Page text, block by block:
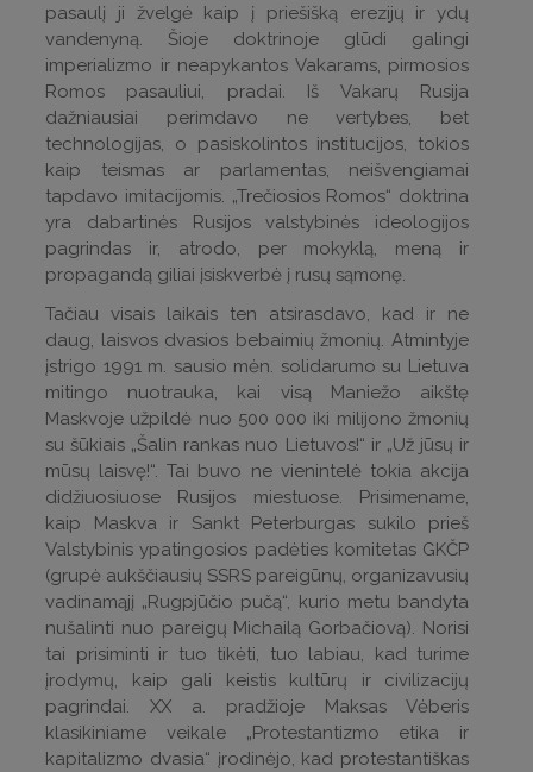
pasaulį ji žvelgė kaip į priešišką erezijų ir ydų
vandenyną. Šioje doktrinoje glūdi galingi
imperializmo ir neapykantos Vakarams, pirmosios
Romos pasauliui, pradai. Iš Vakarų Rusija
dažniausiai perimdavo ne vertybes, bet
technologijas, o pasiskolintos institucijos, tokios
kaip teismas ar parlamentas, neišvengiamai
tapdavo imitacijomis. „Trečiosios Romos“ doktrina
yra dabartinės Rusijos valstybinės ideologijos
pagrindas ir, atrodo, per mokyklą, meną ir
propagandą giliai įsiskverbė į rusų sąmonę.
Tačiau visais laikais ten atsirasdavo, kad ir ne
daug, laisvos dvasios bebaimių žmonių. Atmintyje
įstrigo 1991 m. sausio mėn. solidarumo su Lietuva
mitingo nuotrauka, kai visą Maniežo aikštę
Maskvoje užpildė nuo 500 000 iki milijono žmonių
su šūkiais „Šalin rankas nuo Lietuvos!“ ir „Už jūsų ir
mūsų laisvę!“. Tai buvo ne vienintelė tokia akcija
didžiuosiuose Rusijos miestuose. Prisimename,
kaip Maskva ir Sankt Peterburgas sukilo prieš
Valstybinis ypatingosios padėties komitetas GKČP
(grupė aukščiausių SSRS pareigūnų, organizavusių
vadinamąjį „Rugpjūčio pučą“, kurio metu bandyta
nušalinti nuo pareigų Michailą Gorbačiovą). Norisi
tai prisiminti ir tuo tikėti, tuo labiau, kad turime
įrodymų, kaip gali keistis kultūrų ir civilizacijų
pagrindai. XX a. pradžioje Maksas Vėberis
klasikiniame veikale „Protestantizmo etika ir
kapitalizmo dvasia“ įrodinėjo, kad protestantiškas